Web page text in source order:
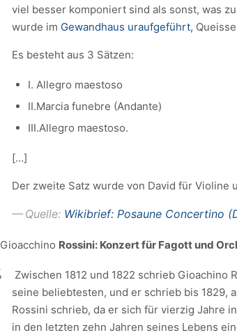
viel besser komponiert sind als sonst, was
wurde im Gewandhaus uraufgeführt,
Es besteht aus 3 Sätzen:
I. Allegro maestoso
II.Marcia funebre (Andante)
III.Allegro maestoso.
[…]
Der zweite Satz wurde von David für
Quelle: Wikibrief: Posaune Concertino
Gioacchino Rossini: Konzert für Fagott und
Zwischen 1812 und 1822 schrieb
seine beliebtesten, und er schrieb bis 1829,
Rossini schrieb, da er sich für vierzig Jahre
in den letzten zehn Jahren seines Lebens